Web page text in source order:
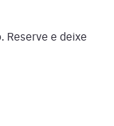
Reserve e deixe